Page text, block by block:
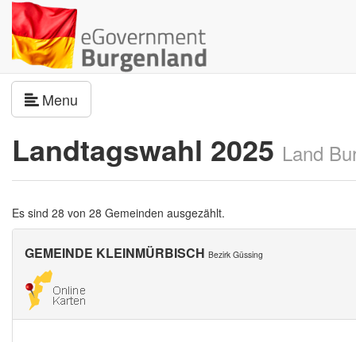
Menu
Landtagswahl 2025 Land
Es sind 28 von 28 Gemeinden ausgezählt.
GEMEINDE KLEINMÜRBISCH Bezirk Güssing